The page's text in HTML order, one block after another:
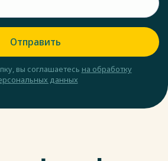
Отправить
вы соглашаетесь на обработку
данных